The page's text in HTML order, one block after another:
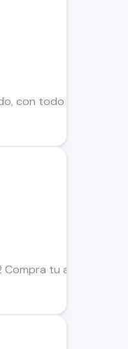
con todo el
Compra tu auto